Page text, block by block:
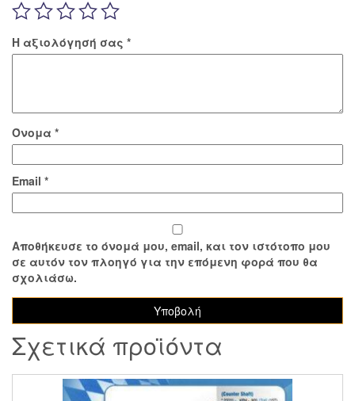
Η αξιολόγησή σας *
Όνομα *
Email *
Αποθήκευσε το όνομά μου, email, και τον ιστότοπο μου
σε αυτόν τον πλοηγό για την επόμενη φορά που θα
σχολιάσω.
Σχετικά προϊόντα